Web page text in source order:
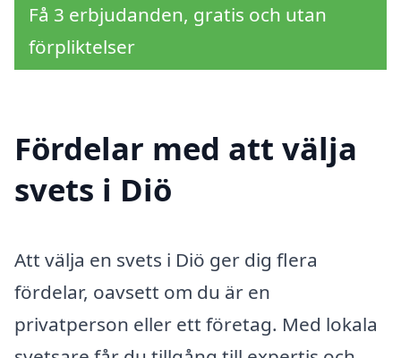
Få 3 erbjudanden, gratis och utan
förpliktelser
Fördelar med att välja
svets i Diö
Att välja en svets i Diö ger dig flera
fördelar, oavsett om du är en
privatperson eller ett företag. Med lokala